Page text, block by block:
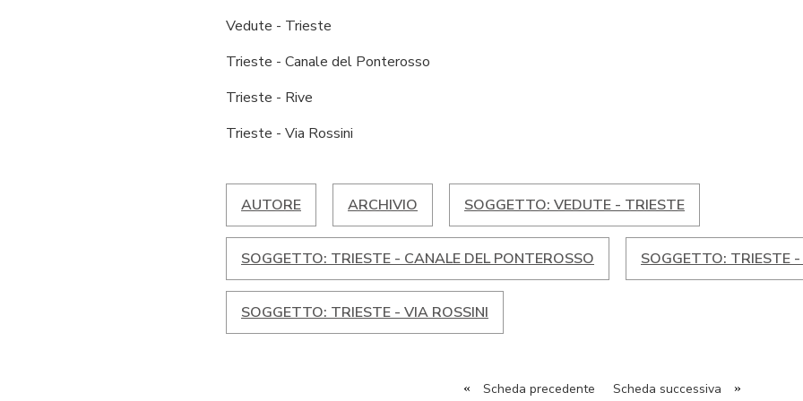
Vedute - Trieste
Trieste - Canale del Ponterosso
Trieste - Rive
Trieste - Via Rossini
AUTORE ARCHIVIO SOGGETTO: VEDUTE - TRIESTE
SOGGETTO: TRIESTE - CANALE DEL PONTEROSSO SOGGETTO: TRIESTE -
SOGGETTO: TRIESTE - VIA ROSSINI
« Scheda precedente Scheda successiva »